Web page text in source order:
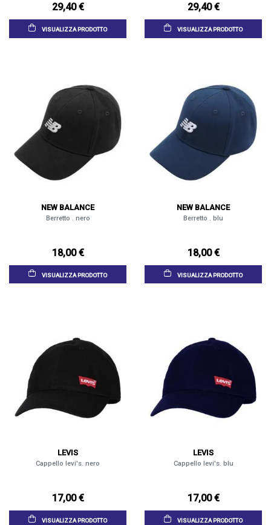
29,40 €
VISUALIZZA PRODOTTO
29,40 €
VISUALIZZA PRODOTTO
NEW BALANCE
Berretto . nero
18,00 €
VISUALIZZA PRODOTTO
NEW BALANCE
Berretto . blu
18,00 €
VISUALIZZA PRODOTTO
LEVIS
Cappello levi's. nero
17,00 €
VISUALIZZA PRODOTTO
LEVIS
Cappello levi's. blu
17,00 €
VISUALIZZA PRODOTTO